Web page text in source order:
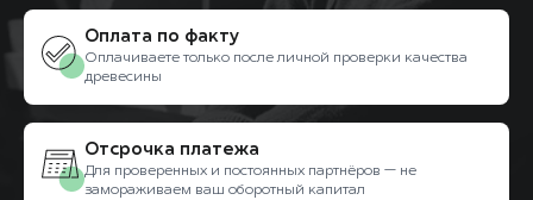
Оплата по факту
Оплачиваете только после личной проверки качества
древесины
Отсрочка платежа
Для проверенных и постоянных партнёров — не
замораживаем ваш оборотный капитал